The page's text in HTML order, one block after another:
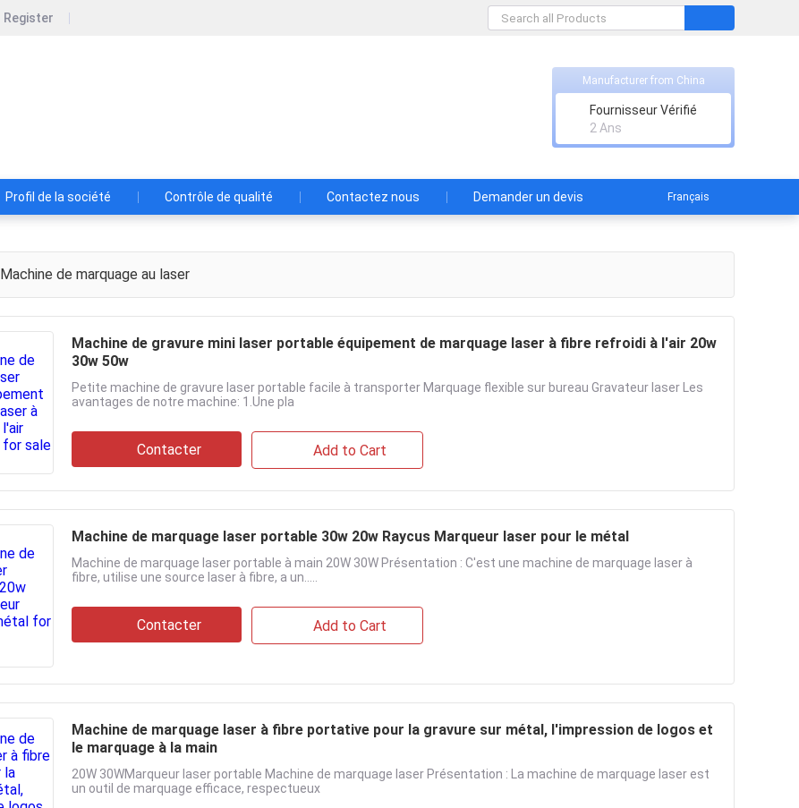
Register
Manufacturer from China
Fournisseur Vérifié
2 Ans
Profil de la société Contrôle de qualité Contactez nous Demander un devis Français
Machine de marquage au laser
Machine de gravure mini laser portable équipement de marquage laser à fibre refroidi à l'air 20w
30w 50w
Petite machine de gravure laser portable facile à transporter Marquage flexible sur bureau Gravateur laser Les
avantages de notre machine: 1.Une pla
Contacter Add to Cart
Machine de marquage laser portable 30w 20w Raycus Marqueur laser pour le métal
Machine de marquage laser portable à main 20W 30W Présentation : C'est une machine de marquage laser à
fibre, utilise une source laser à fibre, a un.....
Contacter Add to Cart
Machine de marquage laser à fibre portative pour la gravure sur métal, l'impression de logos et
le marquage à la main
20W 30WMarqueur laser portable Machine de marquage laser Présentation : La machine de marquage laser est
un outil de marquage efficace, respectueux